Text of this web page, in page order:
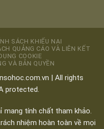
SÁCH KHIẾU NẠI
QUẢNG CÁO VÀ LIÊN KẾT
COOKIE
VÀ BẢN QUYỀN
| All rights
protected.
mang tính chất tham khảo.
nhiệm hoàn toàn về mọi